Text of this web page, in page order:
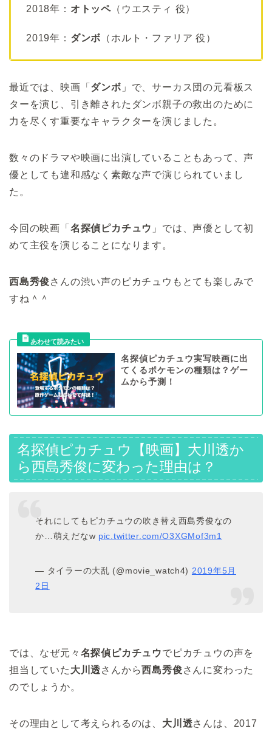
2018年： オトッペ （ウエスティ 役）
2019年： ダンボ （ホルト・ファリア 役）
最近では、映画「 ダンボ 」で、サーカス団の元看板ス
ターを演じ、引き離されたダンボ親子の救出のために
力を尽くす重要なキャラクターを演じました。
数々のドラマや映画に出演していることもあって、声
優としても違和感なく素敵な声で演じられていまし
た。
今回の映画「 名探偵ピカチュウ 」では、声優として初
めて主役を演じることになります。
西島秀俊 さんの渋い声のピカチュウもとても楽しみで
すね＾＾
名探偵ピカチュウ実写映画に出
てくるポケモンの種類は？ゲー
ムから予測！
名探偵ピカチュウ【映画】大川透か
ら西島秀俊に変わった理由は？
それにしてもピカチュウの吹き替え西島秀俊なの
か…萌えだなw pic.twitter.com/O3XGMof3m1
— タイラーの大乱 (@movie_watch4) 2019年5月
2日
では、なぜ元々 名探偵ピカチュウでピカチュウの声を
担当していた 大川透さんから西島秀俊 さんに変わった
のでしょうか。
その理由として考えられるのは、 大川透さんは、2017